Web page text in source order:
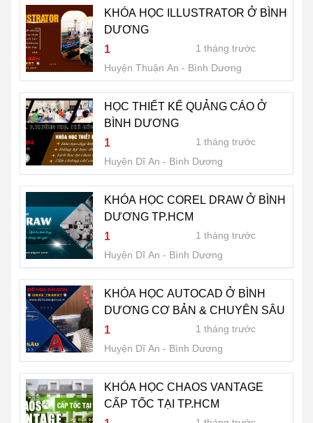
KHÓA HỌC ILLUSTRATOR Ở BÌNH
DƯƠNG
1
1 tháng trước
Huyện Thuận An
Bình Dương
HỌC THIẾT KẾ QUẢNG CÁO Ở
BÌNH DƯƠNG
1
1 tháng trước
Huyện Dĩ An
Bình Dương
KHÓA HỌC COREL DRAW Ở BÌNH
DƯƠNG TP.HCM
1
1 tháng trước
Huyện Dĩ An
Bình Dương
KHÓA HỌC AUTOCAD Ở BÌNH
DƯƠNG CƠ BẢN & CHUYÊN SÂU
1
1 tháng trước
Huyện Dĩ An
Bình Dương
KHÓA HỌC CHAOS VANTAGE
CẤP TỐC TẠI TP.HCM